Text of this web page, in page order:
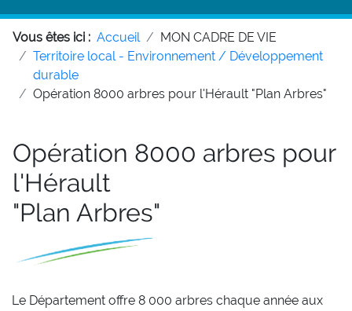
Vous êtes ici : Accueil
MON CADRE DE VIE
Territoire local - Environnement / Développement
durable
Opération 8000 arbres pour l'Hérault "Plan Arbres"
Opération 8000 arbres pour
l'Hérault
"Plan Arbres"
Le Département offre 8 000 arbres chaque année aux